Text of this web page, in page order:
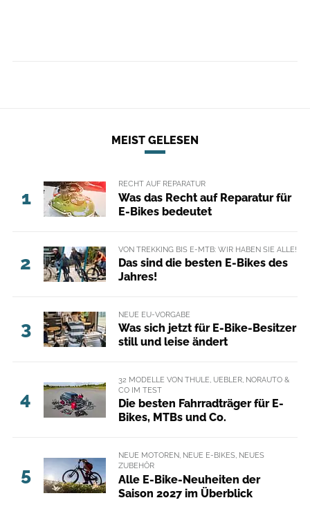
MEIST GELESEN
1
RECHT AUF REPARATUR
Was das Recht auf Reparatur für
E-Bikes bedeutet
2
VON TREKKING BIS E-MTB: WIR HABEN SIE ALLE!
Das sind die besten E-Bikes des
Jahres!
3
NEUE EU-VORGABE
Was sich jetzt für E-Bike-Besitzer
still und leise ändert
4
32 MODELLE VON THULE, UEBLER, NORAUTO &
CO IM TEST
Die besten Fahrradträger für E-
Bikes, MTBs und Co.
5
NEUE MOTOREN, NEUE E-BIKES, NEUES
ZUBEHÖR
Alle E-Bike-Neuheiten der
Saison 2027 im Überblick